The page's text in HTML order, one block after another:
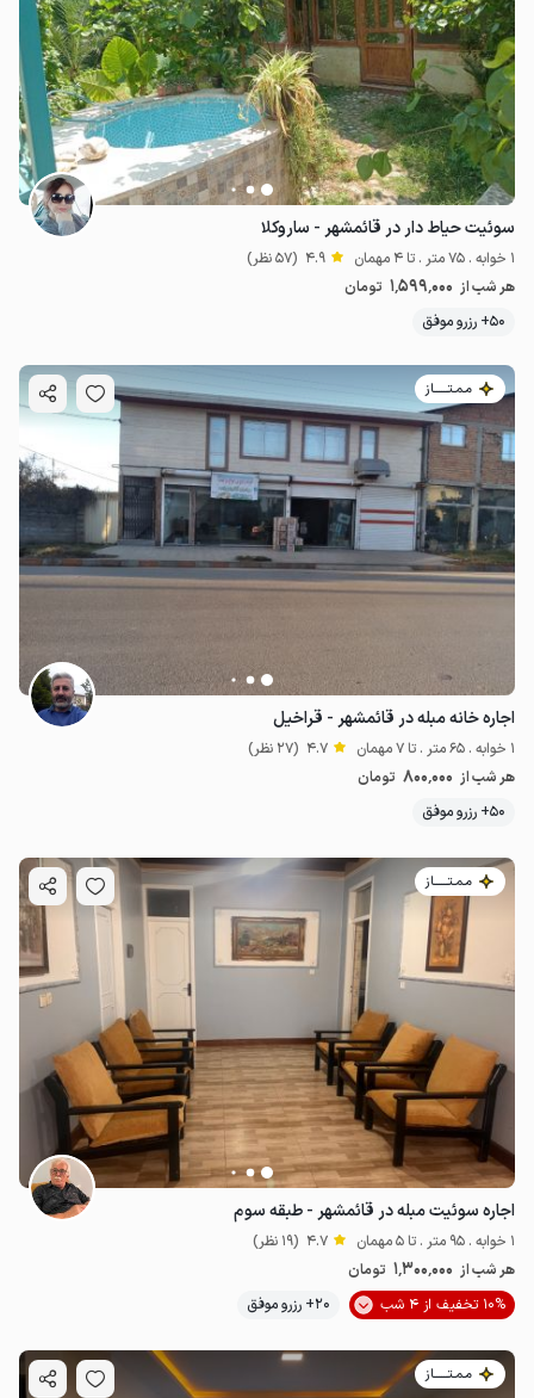
1.5میلیون ت
سوئیت حیاط دار در قائمشهر - ساروکلا
1 خوابه . 75 متر . تا 4 مهمان 4.9 (57 نظر)
هر شب از 1٬599٬000 تومان
50+ رزرو موفق
مـمـتــــــاز
اجاره خانه مبله در قائمشهر - قراخیل
1 خوابه . 65 متر . تا 7 مهمان 4.7 (27 نظر)
هر شب از 800٬000 تومان
50+ رزرو موفق
مـمـتــــــاز
اجاره سوئیت مبله در قائمشهر - طبقه سوم
1 خوابه . 95 متر . تا 5 مهمان 4.7 (19 نظر)
هر شب از 1٬300٬000 تومان
10% تخفیف از 4 شب
20+ رزرو موفق
مـمـتــــــاز